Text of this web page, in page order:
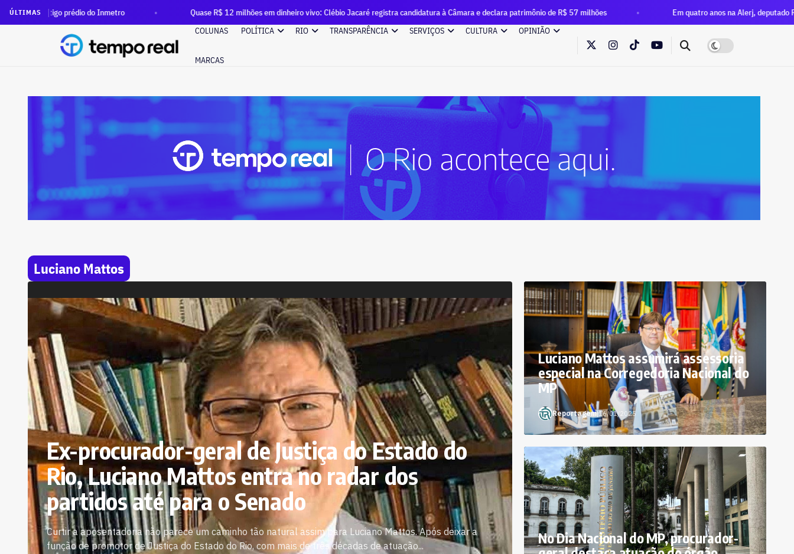
ÚLTIMASdo Inmetro Quase R$ 12 milhões em dinheiro vivo: Clébio Jacaré registra candidatura à Câmara e declara patrimônio de R$ 57 milhões
Em quatro anos na Alerj, deputado Rafael Nobre
COLUNAS
POLÍTICA RIO TRANSPARÊNCIA SERVIÇOS CULTURA OPINIÃO
MARCAS
Luciano Mattos
Ex-procurador-geral de Justiça do Estado do
Rio, Luciano Mattos entra no radar dos
partidos até para o Senado
Curtir a aposentadoria não parece um caminho tão natural assim para Luciano Mattos. Após deixar a
função de promotor de Justiça do Estado do Rio, com mais de três décadas de atuação...
Luciano Mattos assumirá assessoria
especial na Corregedoria Nacional do
MP
Reportagem|16/01/2025
No Dia Nacional do MP, procurador-